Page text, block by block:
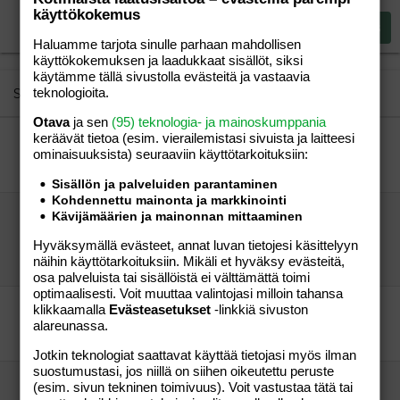
15
22
26
Georgia
Times New Roman
Verdana
Justify text
Similar threads
Hermo palaa 3 v. kanssa
"mmm" Aihe vapaa
4,5 v ei halua mennä mihinkään, vienkö
"vieras"
Aihe vapaa
21
Aihe vapaa
03.04.2013
Ihan
Lasteni suusta kuultua.
Ylpeä Isukki ov
Lasteni suusta kuultua eri ihmisten kertomina.
käyttökokemus
Haluamme tarjota sinulle parhaan mahdollisen
käyttökokemuksen ja laadukkaat sisällöt, siksi
käytämme tällä sivustolla evästeitä ja vastaavia
teknologioita.
Otavaja sen (95) teknologia- ja mainoskumppania
keräävät tietoa (esim. vierailemis­tasi sivuista ja laitteesi
ominaisuuk­sista) seuraaviin käyttötarkoituksiin:
Sisällön ja palveluiden parantaminen
Kohdennettu mainonta ja markkinointi
Kävijämäärien ja mainonnan mittaaminen
Hyväksymällä evästeet, annat luvan tietojesi käsittelyyn
näihin käyttötarkoituksiin. Mikäli et hyväksy evästeitä,
osa palveluista tai sisällöistä ei välttämättä toimi
optimaalisesti. Voit muuttaa valintojasi milloin tahansa
klikkaamalla Evästeasetukset -linkkiä sivuston
alareunassa.
Jotkin teknologiat saattavat käyttää tietojasi myös ilman
suostumustasi, jos niillä on siihen oikeutettu peruste
(esim. sivun tekninen toimivuus). Voit vastustaa tätä tai